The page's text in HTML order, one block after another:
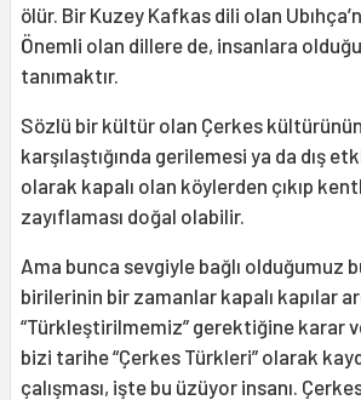
ölür. Bir Kuzey Kafkas dili olan
Önemli olan dillere de, insanlara
tanımaktır.
Sözlü bir kültür olan Çerkes
karşılaştığında gerilemesi ya da dış
olarak kapalı olan köylerden çıkıp
zayıflaması doğal olabilir.
Ama bunca sevgiyle bağlı olduğumuz
birilerinin bir zamanlar kapalı kapılar
“Türkleştirilmemiz” gerektiğine karar
bizi tarihe “Çerkes Türkleri” olarak
çalışması, işte bu üzüyor insanı.